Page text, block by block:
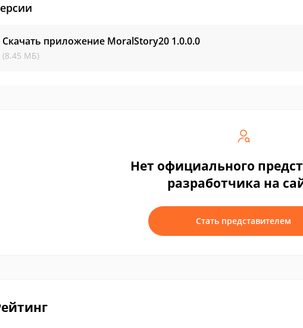
Скачать приложение MoralStory20 1.0.0.0
(8.45 МБ)
Нет официального
разработчика на
Стать представителем